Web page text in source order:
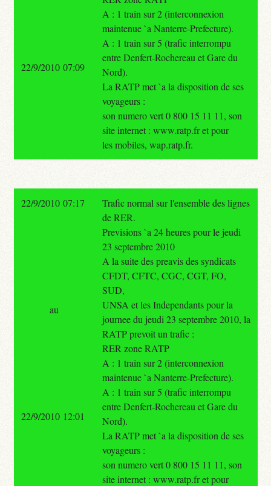
A : 1 train sur 2 (interconnexion
maintenue `a Nanterre-Prefecture).
A : 1 train sur 5 (trafic interrompu
entre Denfert-Rochereau et Gare du
Nord).
La RATP met `a la disposition de ses
voyageurs :
son numero vert 0 800 15 11 11, son
site internet : www.ratp.fr et pour
les mobiles, wap.ratp.fr.
22/9/2010 07:09
22/9/2010 07:17
Trafic normal sur l'ensemble des lignes
de RER.
Previsions `a 24 heures pour le jeudi
23 septembre 2010
A la suite des preavis des syndicats
CFDT, CFTC, CGC, CGT, FO,
SUD,
UNSA et les Independants pour la
journee du jeudi 23 septembre 2010, la
RATP prevoit un trafic :
RER zone RATP
A : 1 train sur 2 (interconnexion
maintenue `a Nanterre-Prefecture).
A : 1 train sur 5 (trafic interrompu
entre Denfert-Rochereau et Gare du
Nord).
La RATP met `a la disposition de ses
voyageurs :
son numero vert 0 800 15 11 11, son
site internet : www.ratp.fr et pour
au
22/9/2010 12:01